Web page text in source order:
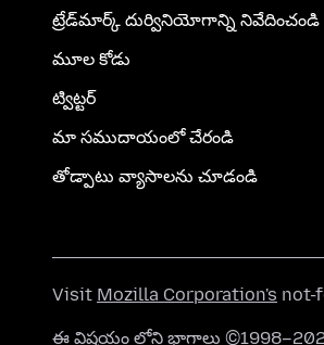
ట్రేడ్‌మార్క్ దుర్వినియోగాన్ని నివేదించండి
మూల కోడు
ట్విట్టర్
మా సముదాయంలో చేరండి
తోడ్పాటు వ్యాసాలను చూడండి
Visit Mozilla Corporation's not-
ఈ విషయం లోని భాగాలు